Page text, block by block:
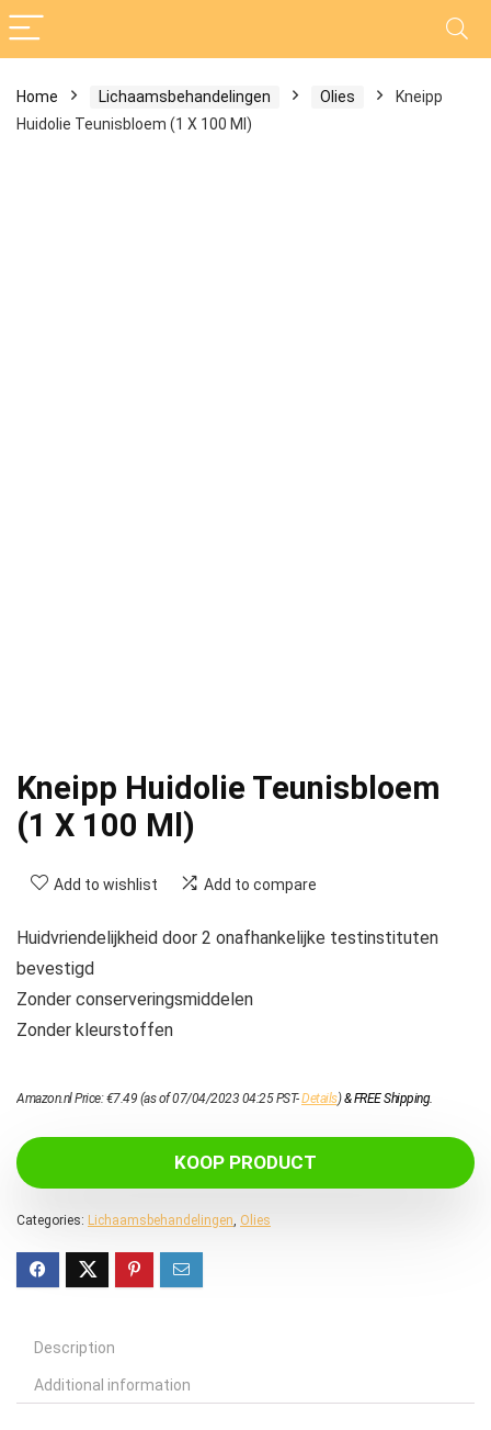
Home Lichaamsbehandelingen Olies
Kneipp
Huidolie Teunisbloem (1 X 100 Ml)
Kneipp Huidolie Teunisbloem
(1 X 100 Ml)
Add to wishlist Add to compare
Huidvriendelijkheid door 2 onafhankelijke testinstituten
bevestigd
Zonder conserveringsmiddelen
Zonder kleurstoffen
Amazon.nl Price:€7.49 (as of 07/04/2023 04:25 PST-Details)&FREE Shipping.
KOOP PRODUCT
Categories: Lichaamsbehandelingen, Olies
Description
Additional information